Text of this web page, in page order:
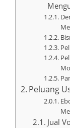
Peluang
Jual